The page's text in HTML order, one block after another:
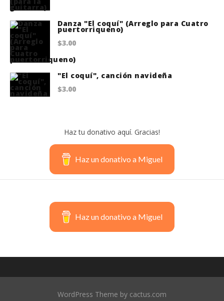
$20.00. $18.75.
Danza "El coquí" (Arreglo para Cuatro
puertorriqueno)
$3.00
"El coquí", canción navideña
$3.00
Haz tu donativo aquí. Gracias!
Haz un donativo a Miguel
Haz un donativo a Miguel
WordPress Theme by cactus.com